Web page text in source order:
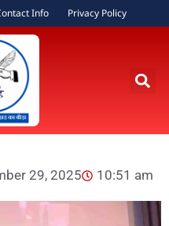
Info Privacy Policy
29, 2025 10:51 am